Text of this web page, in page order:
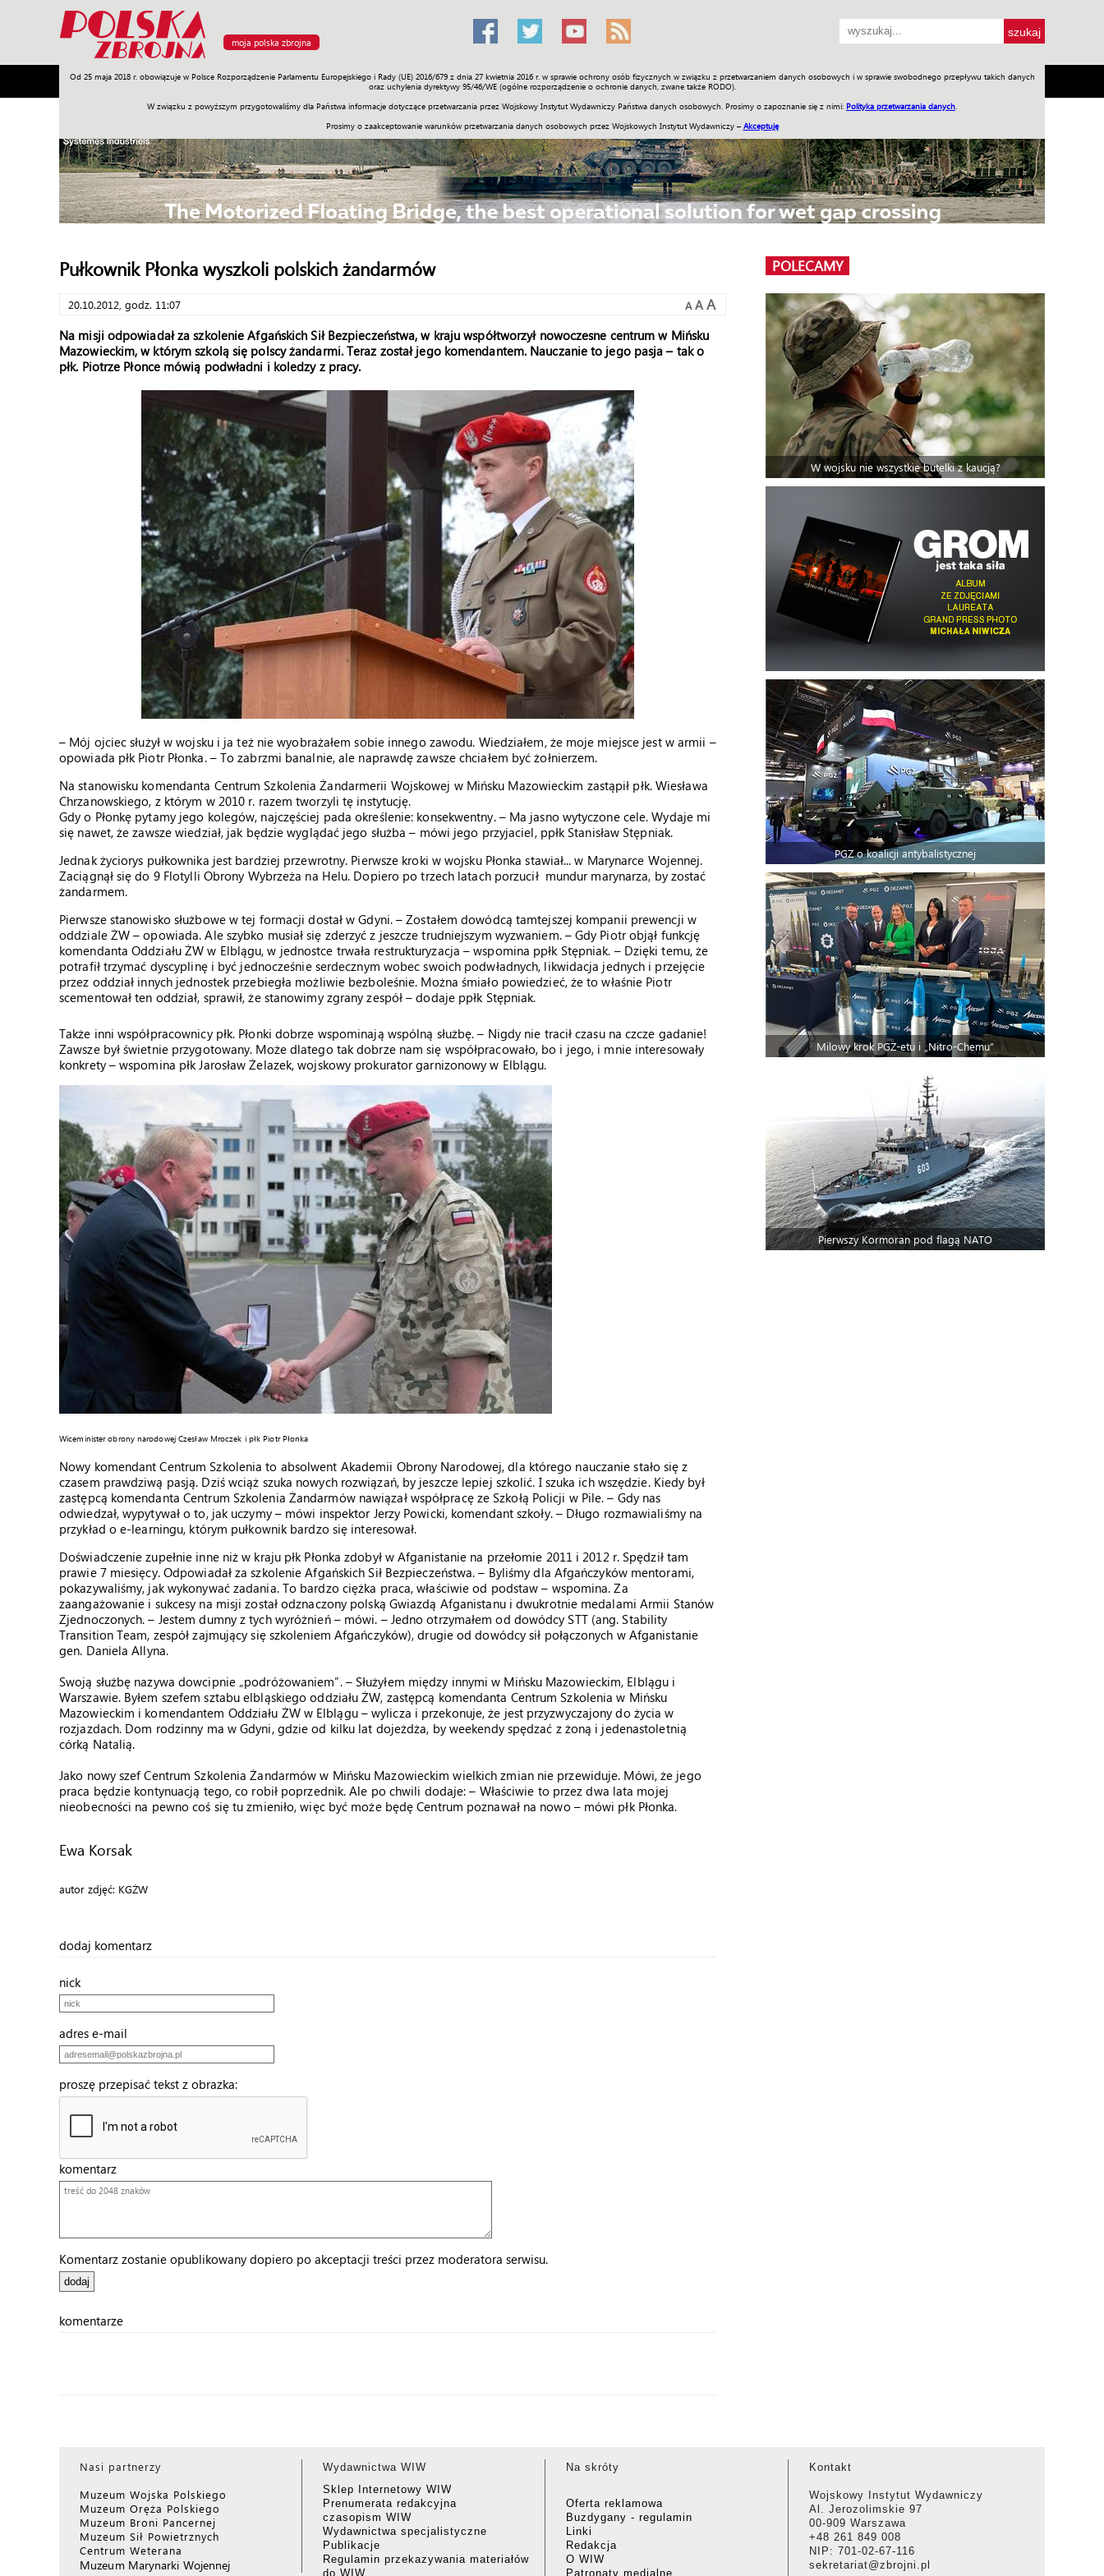
moja polska zbrojna
Od 25 maja 2018 r. obowiązuje w Polsce Rozporządzenie Parlamentu Europejskiego i Rady (UE) 2016/679 z dnia 27 kwietnia 2016 r. w sprawie ochrony osób fizycznych w związku z przetwarzaniem danych osobowych i w sprawie swobodnego przepływu takich danych
oraz uchylenia dyrektywy 95/46/WE (ogólne rozporządzenie o ochronie danych, zwane także RODO).
W związku z powyższym przygotowaliśmy dla Państwa informacje dotyczące przetwarzania przez Wojskowy Instytut Wydawniczy Państwa danych osobowych. Prosimy o zapoznanie się z nimi: Polityka przetwarzania danych
Prosimy o zaakceptowanie warunków przetwarzania danych osobowych przez Wojskowych Instytut Wydawniczy – Akceptuję
Armia Poligon Sprzęt Misje Polityka Prawo Świat Społeczność Sport Historia Galerie Wideo ENGLISH SKLEP Jednodniówki Praca w WIW
Pułkownik Płonka wyszkoli polskich żandarmów
20.10.2012, godz. 11:07 A A A
Na misji odpowiadał za szkolenie Afgańskich Sił Bezpieczeństwa, w kraju współtworzył nowoczesne centrum w Mińsku
Mazowieckim, w którym szkolą się polscy żandarmi. Teraz został jego komendantem. Nauczanie to jego pasja – tak o
płk. Piotrze Płonce mówią podwładni i koledzy z pracy.
– Mój ojciec służył w wojsku i ja też nie wyobrażałem sobie innego zawodu. Wiedziałem, że moje miejsce jest w armii –
opowiada płk Piotr Płonka. – To zabrzmi banalnie, ale naprawdę zawsze chciałem być żołnierzem.
Na stanowisku komendanta Centrum Szkolenia Żandarmerii Wojskowej w Mińsku Mazowieckim zastąpił płk. Wiesława
Chrzanowskiego, z którym w 2010 r. razem tworzyli tę instytucję.
Gdy o Płonkę pytamy jego kolegów, najczęściej pada określenie: konsekwentny. – Ma jasno wytyczone cele. Wydaje mi
się nawet, że zawsze wiedział, jak będzie wyglądać jego służba – mówi jego przyjaciel, ppłk Stanisław Stępniak.
Jednak życiorys pułkownika jest bardziej przewrotny. Pierwsze kroki w wojsku Płonka stawiał... w Marynarce Wojennej.
Zaciągnął się do 9 Flotylli Obrony Wybrzeża na Helu. Dopiero po trzech latach porzucił mundur marynarza, by zostać
żandarmem.
Pierwsze stanowisko służbowe w tej formacji dostał w Gdyni. – Zostałem dowódcą tamtejszej kompanii prewencji w
oddziale ŻW – opowiada. Ale szybko musiał się zderzyć z jeszcze trudniejszym wyzwaniem. – Gdy Piotr objął funkcję
komendanta Oddziału ŻW w Elblągu, w jednostce trwała restrukturyzacja – wspomina ppłk Stępniak. – Dzięki temu, że
potrafił trzymać dyscyplinę i być jednocześnie serdecznym wobec swoich podwładnych, likwidacja jednych i przejęcie
przez oddział innych jednostek przebiegła możliwie bezboleśnie. Można śmiało powiedzieć, że to właśnie Piotr
scementował ten oddział, sprawił, że stanowimy zgrany zespół – dodaje ppłk Stępniak.
Także inni współpracownicy płk. Płonki dobrze wspominają wspólną służbę. – Nigdy nie tracił czasu na czcze gadanie!
Zawsze był świetnie przygotowany. Może dlatego tak dobrze nam się współpracowało, bo i jego, i mnie interesowały
konkrety – wspomina płk Jarosław Żelazek, wojskowy prokurator garnizonowy w Elblągu.
Wiceminister obrony narodowej Czesław Mroczek i płk Piotr Płonka
Nowy komendant Centrum Szkolenia to absolwent Akademii Obrony Narodowej, dla którego nauczanie stało się z
czasem prawdziwą pasją. Dziś wciąż szuka nowych rozwiązań, by jeszcze lepiej szkolić. I szuka ich wszędzie. Kiedy był
zastępcą komendanta Centrum Szkolenia Żandarmów nawiązał współpracę ze Szkołą Policji w Pile. – Gdy nas
odwiedzał, wypytywał o to, jak uczymy – mówi inspektor Jerzy Powicki, komendant szkoły. – Długo rozmawialiśmy na
przykład o e-learningu, którym pułkownik bardzo się interesował.
Doświadczenie zupełnie inne niż w kraju płk Płonka zdobył w Afganistanie na przełomie 2011 i 2012 r. Spędził tam
prawie 7 miesięcy. Odpowiadał za szkolenie Afgańskich Sił Bezpieczeństwa. – Byliśmy dla Afgańczyków mentorami,
pokazywaliśmy, jak wykonywać zadania. To bardzo ciężka praca, właściwie od podstaw – wspomina. Za
zaangażowanie i sukcesy na misji został odznaczony polską Gwiazdą Afganistanu i dwukrotnie medalami Armii Stanów
Zjednoczonych. – Jestem dumny z tych wyróżnień – mówi. – Jedno otrzymałem od dowódcy STT (ang. Stability
Transition Team, zespół zajmujący się szkoleniem Afgańczyków), drugie od dowódcy sił połączonych w Afganistanie
gen. Daniela Allyna.
Swoją służbę nazywa dowcipnie „podróżowaniem”. – Służyłem między innymi w Mińsku Mazowieckim, Elblągu i
Warszawie. Byłem szefem sztabu elbląskiego oddziału ŻW, zastępcą komendanta Centrum Szkolenia w Mińsku
Mazowieckim i komendantem Oddziału ŻW w Elblągu – wylicza i przekonuje, że jest przyzwyczajony do życia w
rozjazdach. Dom rodzinny ma w Gdyni, gdzie od kilku lat dojeżdża, by weekendy spędzać z żoną i jedenastoletnią
córką Natalią.
Jako nowy szef Centrum Szkolenia Żandarmów w Mińsku Mazowieckim wielkich zmian nie przewiduje. Mówi, że jego
praca będzie kontynuacją tego, co robił poprzednik. Ale po chwili dodaje: – Właściwie to przez dwa lata mojej
nieobecności na pewno coś się tu zmieniło, więc być może będę Centrum poznawał na nowo – mówi płk Płonka.
Ewa Korsak
autor zdjęć: KGŻW
dodaj komentarz
nick
adres e-mail
proszę przepisać tekst z obrazka:
komentarz
Komentarz zostanie opublikowany dopiero po akceptacji treści przez moderatora serwisu.
komentarze
POLECAMY
W wojsku nie wszystkie butelki z kaucją?
PGZ o koalicji antybalistycznej
Milowy krok PGZ-etu i „Nitro-Chemu”
Pierwszy Kormoran pod flagą NATO
Nasi partnerzy
Muzeum Wojska Polskiego
Muzeum Oręża Polskiego
Muzeum Broni Pancernej
Muzeum Sił Powietrznych
Centrum Weterana
Muzeum Marynarki Wojennej
Wydawnictwa WIW
Sklep Internetowy WIW
Prenumerata redakcyjna
czasopism WIW
Wydawnictwa specjalistyczne
Publikacje
Regulamin przekazywania materiałów
do WIW
Na skróty
Oferta reklamowa
Buzdygany - regulamin
Linki
Redakcja
O WIW
Patronaty medialne
Kontakt
Wojskowy Instytut Wydawniczy
Al. Jerozolimskie 97
00-909 Warszawa
+48 261 849 008
NIP: 701-02-67-116
sekretariat@zbrojni.pl